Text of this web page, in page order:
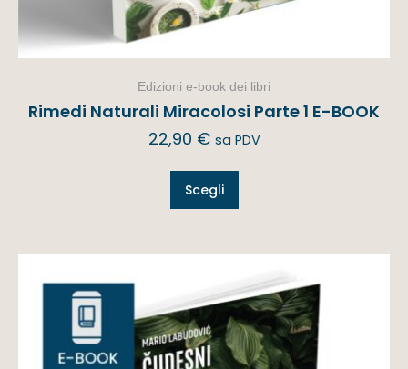
Edizioni e-book dei libri
Rimedi Naturali Miracolosi Parte 1 E-BOOK
22,90 € sa PDV
Scegli